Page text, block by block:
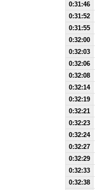
0:31:46
0:31:52
0:31:55
0:32:00
0:32:03
0:32:06
0:32:08
0:32:14
0:32:19
0:32:21
0:32:23
0:32:24
0:32:27
0:32:29
0:32:33
0:32:38